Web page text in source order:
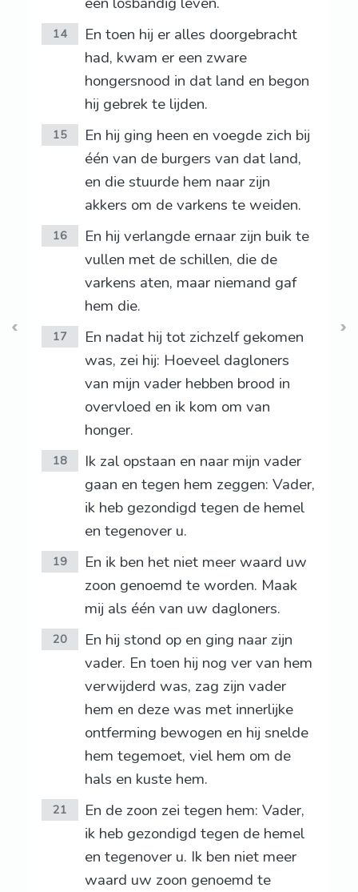
14
En toen hij er alles doorgebracht
had, kwam er een zware
hongersnood in dat land en begon
hij gebrek te lijden.
15
En hij ging heen en voegde zich bij
één van de burgers van dat land,
en die stuurde hem naar zijn
akkers om de varkens te weiden.
16
En hij verlangde ernaar zijn buik te
vullen met de schillen, die de
varkens aten, maar niemand gaf
hem die.
17
En nadat hij tot zichzelf gekomen
was, zei hij: Hoeveel dagloners
van mijn vader hebben brood in
overvloed en ik kom om van
honger.
18
Ik zal opstaan en naar mijn vader
gaan en tegen hem zeggen: Vader,
ik heb gezondigd tegen de hemel
en tegenover u.
19
En ik ben het niet meer waard uw
zoon genoemd te worden. Maak
mij als één van uw dagloners.
20
En hij stond op en ging naar zijn
vader. En toen hij nog ver van hem
verwijderd was, zag zijn vader
hem en deze was met innerlijke
ontferming bewogen en hij snelde
hem tegemoet, viel hem om de
hals en kuste hem.
21
En de zoon zei tegen hem: Vader,
ik heb gezondigd tegen de hemel
en tegenover u. Ik ben niet meer
waard uw zoon genoemd te